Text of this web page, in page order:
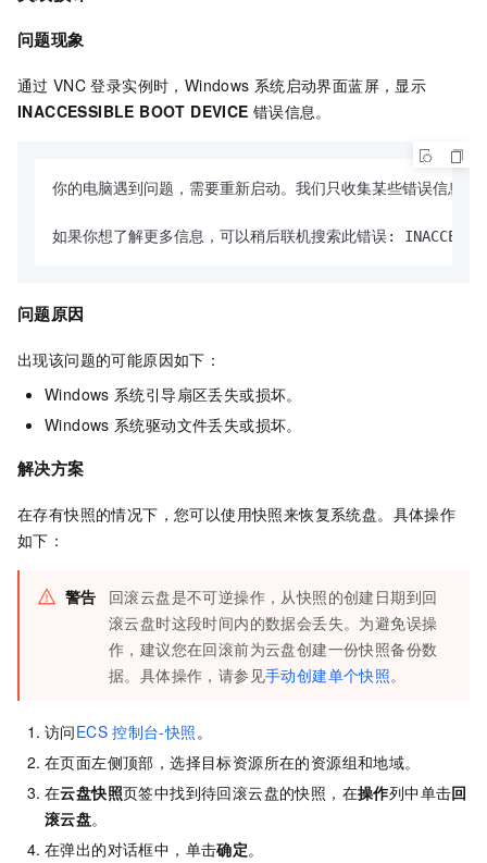
问题现象
通过 VNC 登录实例时，Windows 系统启动界面蓝屏，显示
INACCESSIBLE BOOT DEVICE 错误信息。
你的电脑遇到问题，需要重新启动。我们只收集某些错误信息，
如果你想了解更多信息，可以稍后联机搜索此错误:
问题原因
出现该问题的可能原因如下：
Windows 系统引导扇区丢失或损坏。
Windows 系统驱动文件丢失或损坏。
解决方案
在存有快照的情况下，您可以使用快照来恢复系统盘。具体操作
如下：
警告
回滚云盘是不可逆操作，从快照的创建日期到回
滚云盘时这段时间内的数据会丢失。为避免误操
作，建议您在回滚前为云盘创建一份快照备份数
据。具体操作，请参见手动创建单个快照。
访问ECS 控制台-快照 。
在页面左侧顶部，选择目标资源所在的资源组和地域。
在云盘快照页签中找到待回滚云盘的快照，在操作列中单击回
滚云盘。
在弹出的对话框中，单击确定。